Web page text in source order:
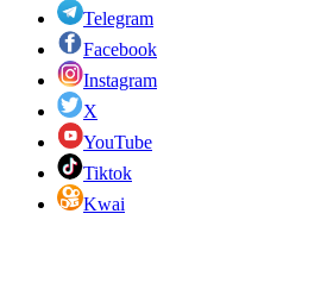
Telegram
Facebook
Instagram
X
YouTube
Tiktok
Kwai